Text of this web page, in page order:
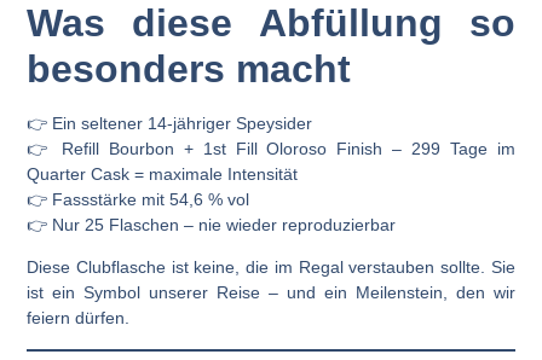
Was diese Abfüllung so
besonders macht
👉 Ein seltener 14-jähriger Speysider
👉 Refill Bourbon + 1st Fill Oloroso Finish – 299 Tage im
Quarter Cask = maximale Intensität
👉 Fassstärke mit 54,6 % vol
👉 Nur 25 Flaschen – nie wieder reproduzierbar
Diese Clubflasche ist keine, die im Regal verstauben sollte. Sie
ist ein Symbol unserer Reise – und ein Meilenstein, den wir
feiern dürfen.